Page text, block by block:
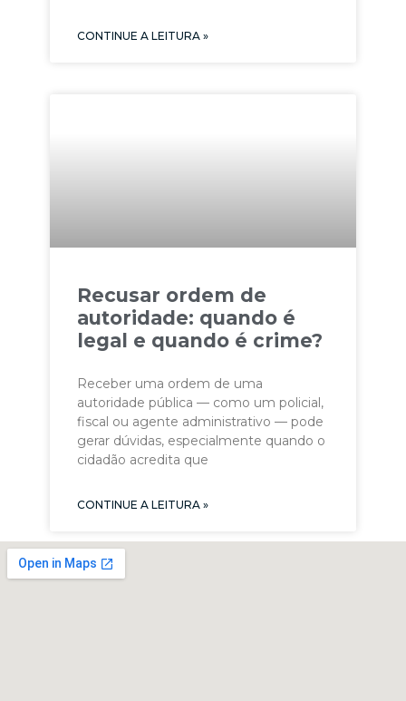
CONTINUE A LEITURA »
Recusar ordem de
autoridade: quando é
legal e quando é crime?
Receber uma ordem de uma
autoridade pública — como um policial,
fiscal ou agente administrativo — pode
gerar dúvidas, especialmente quando o
cidadão acredita que
CONTINUE A LEITURA »